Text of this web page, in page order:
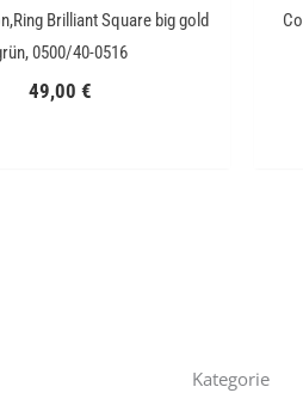
Brilliant Square big gold
0500/40-0516
49,00 €
Kategorie